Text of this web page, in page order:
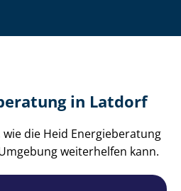
in Latdorf
wie die Heid Energieberatung
weiterhelfen kann.